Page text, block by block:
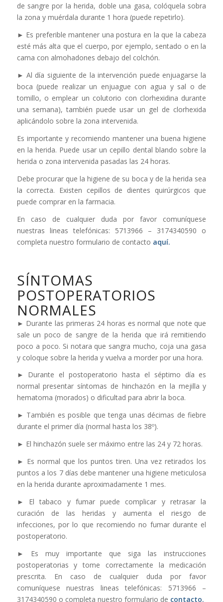
de sangre por la herida, doble una gasa, colóquela sobra
la zona y muérdala durante 1 hora (puede repetirlo).
► Es preferible mantener una postura en la que la cabeza
esté más alta que el cuerpo, por ejemplo, sentado o en la
cama con almohadones debajo del colchón.
► Al día siguiente de la intervención puede enjuagarse la
boca (puede realizar un enjuague con agua y sal o de
tomillo, o emplear un colutorio con clorhexidina durante
una semana), también puede usar un gel de clorhexida
aplicándolo sobre la zona intervenida.
Es importante y recomiendo mantener una buena higiene
en la herida. Puede usar un cepillo dental blando sobre la
herida o zona intervenida pasadas las 24 horas.
Debe procurar que la higiene de su boca y de la herida sea
la correcta. Existen cepillos de dientes quirúrgicos que
puede comprar en la farmacia.
En caso de cualquier duda por favor comuníquese
nuestras lineas telefónicas: 5713966 – 3174340590 o
completa nuestro formulario de contacto aquí.
SÍNTOMAS
POSTOPERATORIOS
NORMALES
► Durante las primeras 24 horas es normal que note que
sale un poco de sangre de la herida que irá remitiendo
poco a poco. Si notara que sangra mucho, coja una gasa
y coloque sobre la herida y vuelva a morder por una hora.
► Durante el postoperatorio hasta el séptimo día es
normal presentar síntomas de hinchazón en la mejilla y
hematoma (morados) o dificultad para abrir la boca.
► También es posible que tenga unas décimas de fiebre
durante el primer día (normal hasta los 38º).
► El hinchazón suele ser máximo entre las 24 y 72 horas.
► Es normal que los puntos tiren. Una vez retirados los
puntos a los 7 días debe mantener una higiene meticulosa
en la herida durante aproximadamente 1 mes.
► El tabaco y fumar puede complicar y retrasar la
curación de las heridas y aumenta el riesgo de
infecciones, por lo que recomiendo no fumar durante el
postoperatorio.
► Es muy importante que siga las instrucciones
postoperatorias y tome correctamente la medicación
prescrita. En caso de cualquier duda por favor
comuníquese nuestras lineas telefónicas: 5713966 –
3174340590 o completa nuestro formulario de contacto.